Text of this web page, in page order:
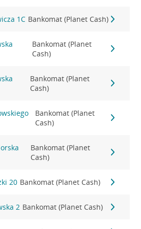
1C Bankomat (Planet Cash)
Bankomat (Planet
Cash)
Bankomat (Planet
Cash)
Bankomat (Planet
Cash)
Bankomat (Planet
Cash)
20 Bankomat (Planet Cash)
2 Bankomat (Planet Cash)